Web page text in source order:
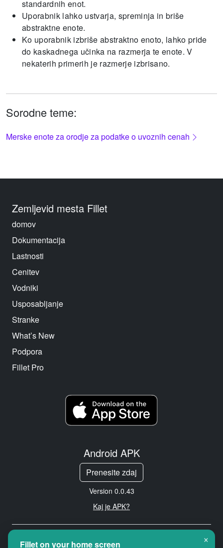
standardnih enot.
Uporabnik lahko ustvarja, spreminja in briše
abstraktne enote.
Ko uporabnik izbriše abstraktno enoto, lahko pride
do kaskadnega učinka na razmerja te enote. V
nekaterih primerih je razmerje izbrisano.
Sorodne teme:
Merske enote za orodje za podatke o uvoznih cenah
Zemljevid mesta Fillet
domov
Dokumentacija
Lastnosti
Cenitev
Vodniki
Usposabljanje
Stranke
What’s New
Podpora
Fillet Pro
Android APK
Prenesite zdaj
Version 0.0.43
Kaj je APK?
Copyright © 2026 Cityredbird
×
Fillet on your home screen